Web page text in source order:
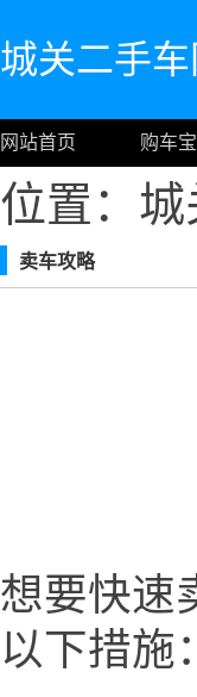
城关二手车
网站首页 购车
位置：城
卖车攻略
想要快速
以下措施：